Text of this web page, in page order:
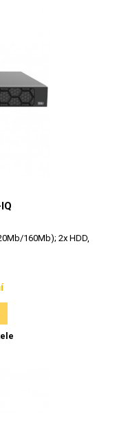
160Mb); 2x HDD,